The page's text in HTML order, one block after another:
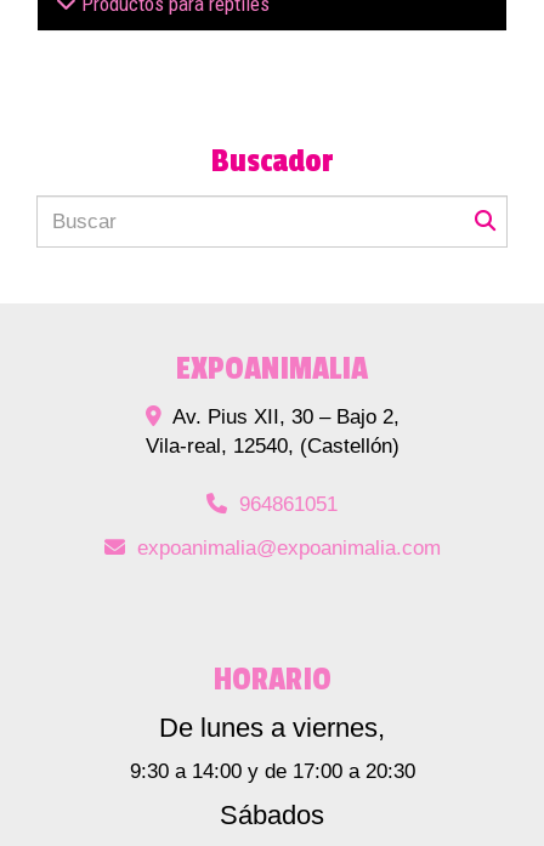
Buscador
EXPOANIMALIA
Av. Pius XII, 30 – Bajo 2,
Vila-real, 12540, (Castellón)
964861051
expoanimalia
expoanimalia.com
HORARIO
De lunes a viernes,
9:30 a 14:00 y de 17:00 a 20:30
Sábados